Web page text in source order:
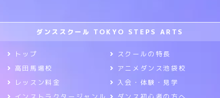
ダンススクール TOKYO STEPS ARTS
トップ
スクールの特長
高田馬場校
アニメダンス池袋校
レッスン料金
入会・体験・見学